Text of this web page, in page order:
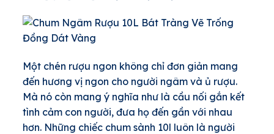
Một chén rượu ngon không chỉ đơn giản mang
đến hương vị ngon cho người ngâm và ủ rượu.
Mà nó còn mang ý nghĩa như là cầu nối gắn kết
tình cảm con người, đưa họ đến gần với nhau
hơn. Những chiếc chum sành 10l luôn là người